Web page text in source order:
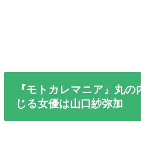
『モトカレマニア』丸
じる女優は山口紗弥加